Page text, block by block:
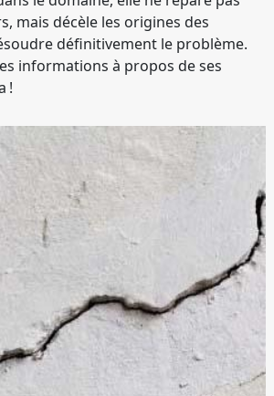
mais décèle les origines des
définitivement le problème.
informations à propos de ses
!